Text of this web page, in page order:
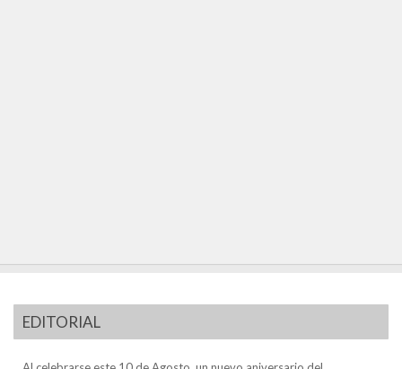
EDITORIAL